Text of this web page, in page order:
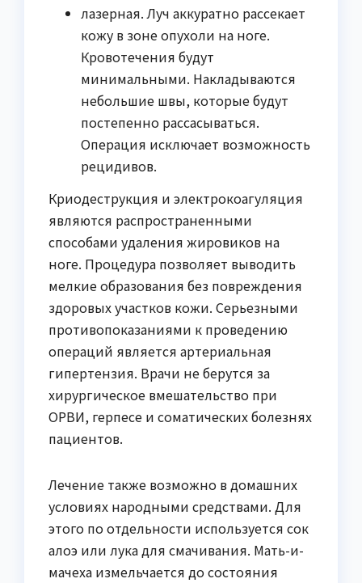
лазерная. Луч аккуратно рассекает
кожу в зоне опухоли на ноге.
Кровотечения будут
минимальными. Накладываются
небольшие швы, которые будут
постепенно рассасываться.
Операция исключает возможность
рецидивов.
Криодеструкция и электрокоагуляция
являются распространенными
способами удаления жировиков на
ноге. Процедура позволяет выводить
мелкие образования без повреждения
здоровых участков кожи. Серьезными
противопоказаниями к проведению
операций является артериальная
гипертензия. Врачи не берутся за
хирургическое вмешательство при
ОРВИ, герпесе и соматических болезнях
пациентов.
Лечение также возможно в домашних
условиях народными средствами. Для
этого по отдельности используется сок
алоэ или лука для смачивания. Мать-и-
мачеха измельчается до состояния